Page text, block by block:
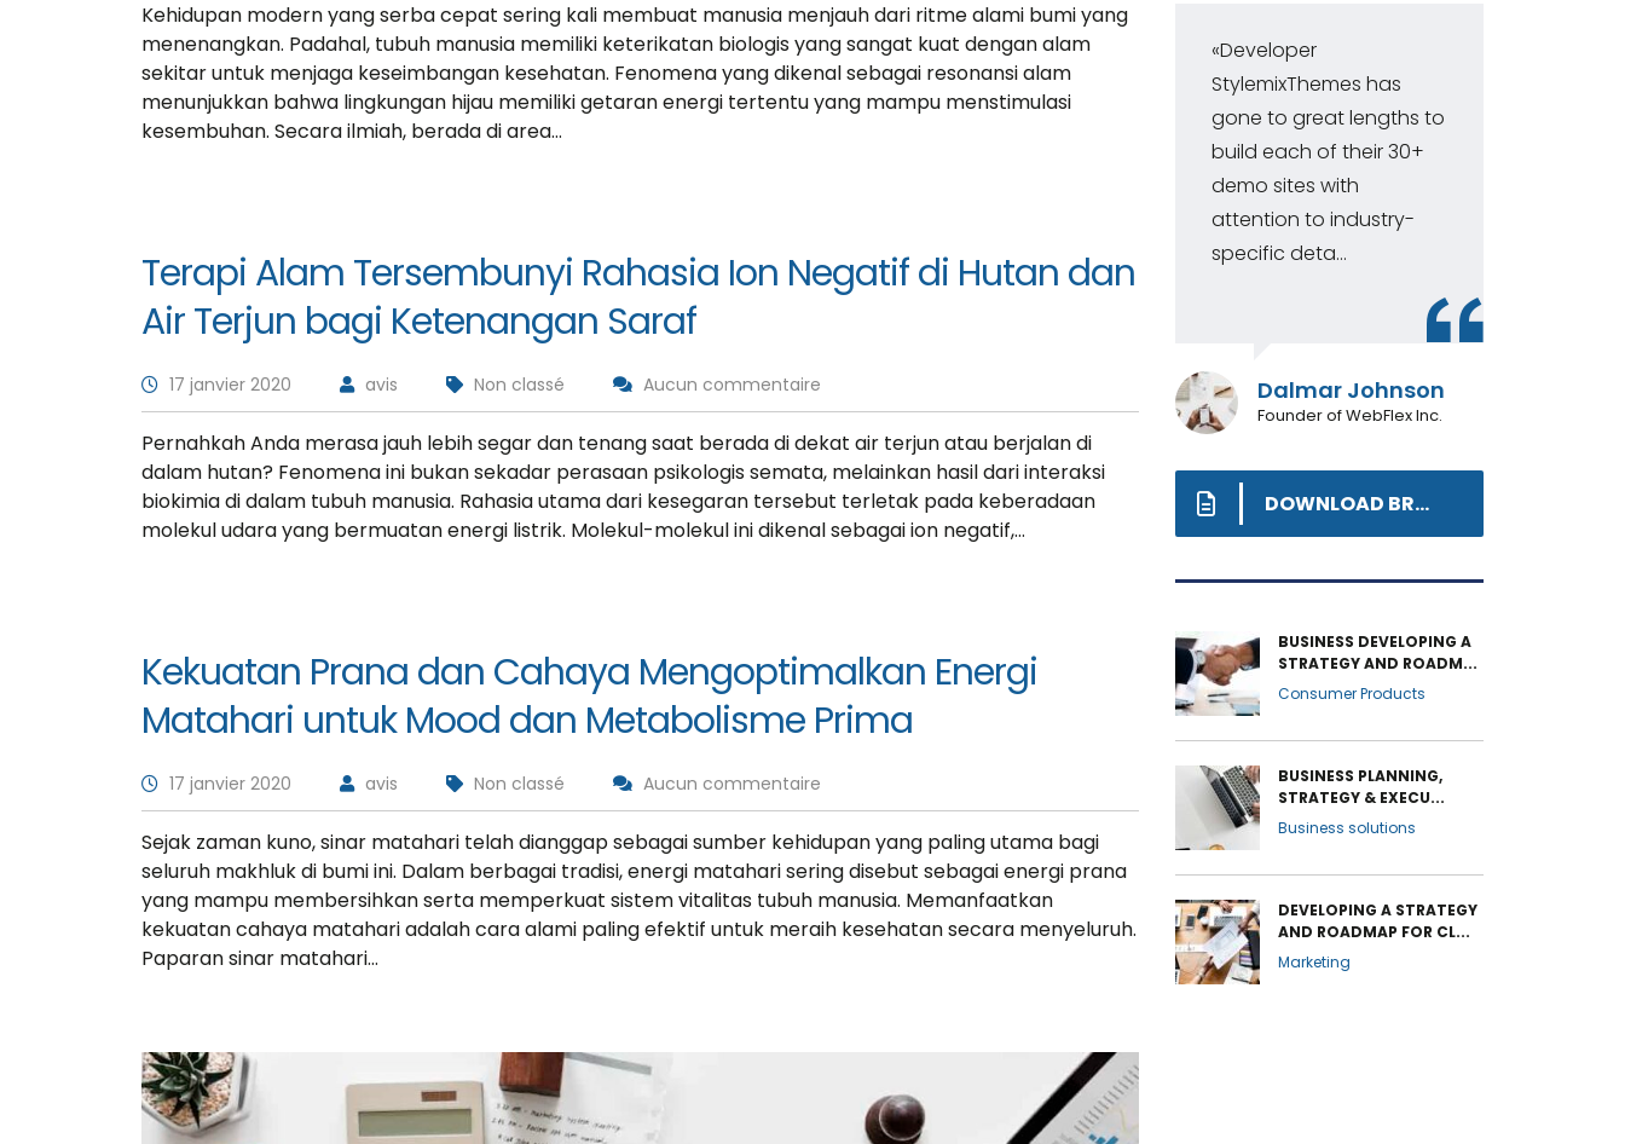
Kehidupan modern yang serba cepat sering kali membuat manusia menjauh dari ritme alami bumi yang
menenangkan. Padahal, tubuh manusia memiliki keterikatan biologis yang sangat kuat dengan alam
sekitar untuk menjaga keseimbangan kesehatan. Fenomena yang dikenal sebagai resonansi alam
menunjukkan bahwa lingkungan hijau memiliki getaran energi tertentu yang mampu menstimulasi
kesembuhan. Secara ilmiah, berada di area…
Terapi Alam Tersembunyi Rahasia Ion Negatif di Hutan dan
Air Terjun bagi Ketenangan Saraf
17 janvier 2020 avis Non classé Aucun commentaire
Pernahkah Anda merasa jauh lebih segar dan tenang saat berada di dekat air terjun atau berjalan di
dalam hutan? Fenomena ini bukan sekadar perasaan psikologis semata, melainkan hasil dari interaksi
biokimia di dalam tubuh manusia. Rahasia utama dari kesegaran tersebut terletak pada keberadaan
molekul udara yang bermuatan energi listrik. Molekul-molekul ini dikenal sebagai ion negatif,…
Kekuatan Prana dan Cahaya Mengoptimalkan Energi
Matahari untuk Mood dan Metabolisme Prima
17 janvier 2020 avis Non classé Aucun commentaire
Sejak zaman kuno, sinar matahari telah dianggap sebagai sumber kehidupan yang paling utama bagi
seluruh makhluk di bumi ini. Dalam berbagai tradisi, energi matahari sering disebut sebagai energi prana
yang mampu membersihkan serta memperkuat sistem vitalitas tubuh manusia. Memanfaatkan
kekuatan cahaya matahari adalah cara alami paling efektif untuk meraih kesehatan secara menyeluruh.
Paparan sinar matahari…
«Prior to joining
Consulting WP, Bianca
ran a project
and investment...
David S. Morris
CEO at Entavo LLC
«Consulting WordPress
Theme is the way to go
for financial institutions.
«Developer
StylemixThemes has
gone to great lengths to
build each of their 30+
demo sites with
attention to industry-
specific deta...
Dalmar Johnson
Founder of WebFlex Inc.
DOWNLOAD BROCHURE
BUSINESS DEVELOPING A
STRATEGY AND ROADM...
Consumer Products
BUSINESS PLANNING,
STRATEGY & EXECU...
Business solutions
DEVELOPING A STRATEGY
AND ROADMAP FOR CL...
Marketing